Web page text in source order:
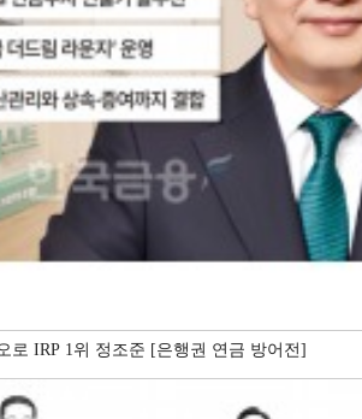
로 IRP 1위 정조준 [은행권 연금 방어전]